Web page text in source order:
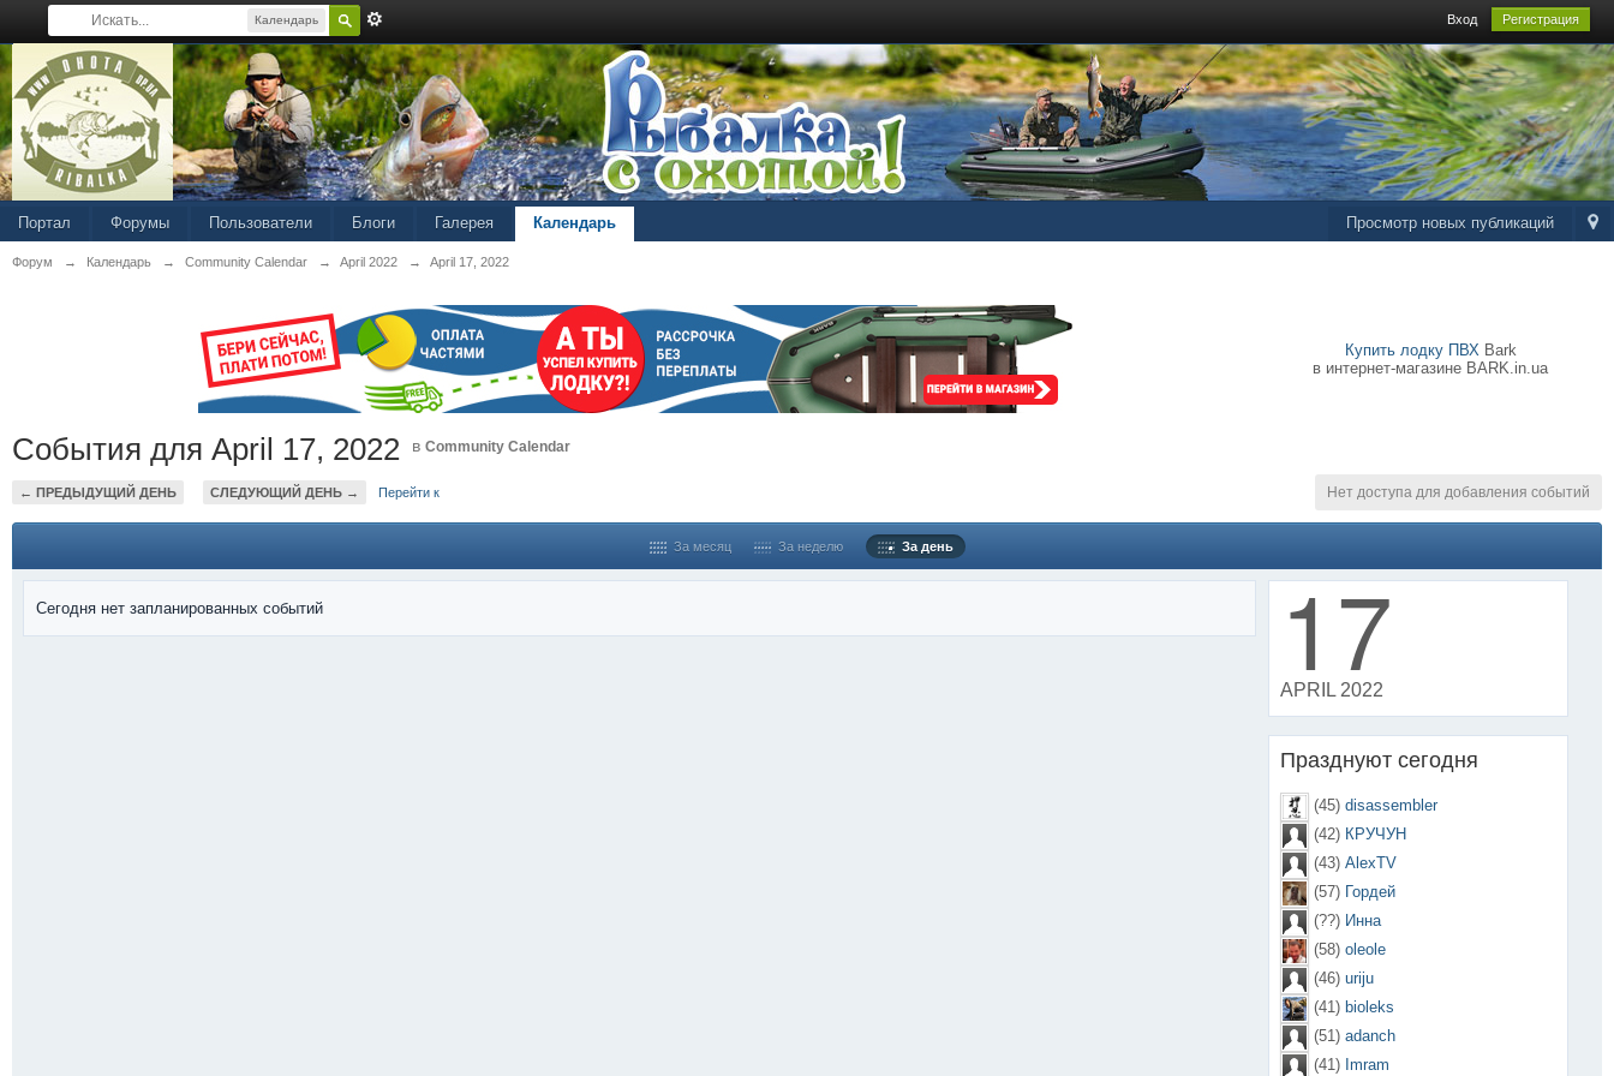
Календарь Вход Регистрация
Просмотр новых публикаций
Портал Форумы Пользователи Блоги Галерея Календарь
Форум → Календарь → Community Calendar → April 2022 → April 17, 2022
Купить лодку ПВХBark
в интернет-магазине BARK.in.ua
События для April 17, 2022 в Community Calendar
← ПРЕДЫДУЩИЙ ДЕНЬ СЛЕДУЮЩИЙ ДЕНЬ → Перейти к Нет доступа для добавления событий
За месяц За неделю За день
Сегодня нет запланированных событий 17
APRIL 2022
Празднуют сегодня
(45) disassembler
(42) КРУЧУН
(43) AlexTV
(57) Гордей
(??) Инна
(58) oleole
(46) uriju
(41) bioleks
(51) adanch
(41) Imram